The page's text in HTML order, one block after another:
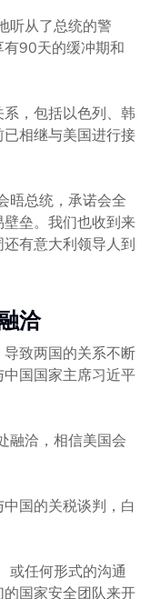
听从了总统的警
90天的缓冲期和
，包括以色列、韩
相继与美国进行接
晤总统，承诺会全
垒。我们也收到来
有意大利领导人到
洽
致两国的关系不断
国国家主席习近平
融洽，相信美国会
国的关税谈判，白
或任何形式的沟通
国家安全团队来开